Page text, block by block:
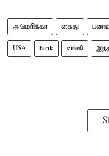
அமெரிக்கா கைது
USA bank வங்கி